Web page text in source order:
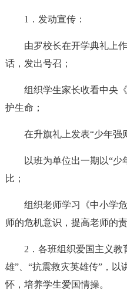
1．发动宣传：
由罗校长在开学典礼上
话，发出号召；
组织学生家长收看中央
护生命；
在升旗礼上发表“少年强
以班为单位出一期以“
比；
组织老师学习《中小学
师的危机意识，提高老师的责
2．各班组织爱国主义教
雄”、“抗震救灾英雄传”，
怀，培养学生爱国情操。